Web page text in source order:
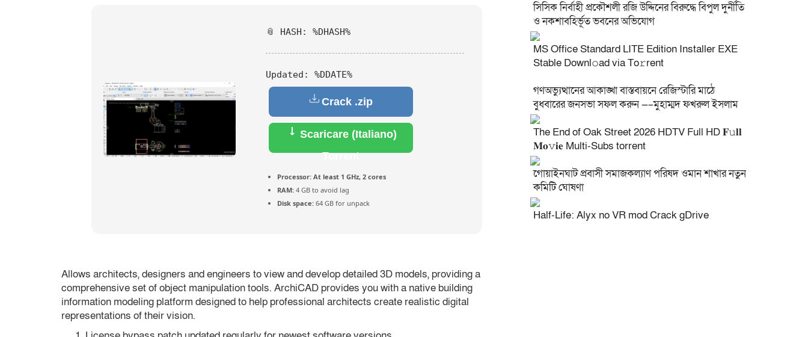
📎 HASH: %DHASH%
Updated: %DDATE%
Crack .zip
Scaricare (Italiano)
Torrent
Processor: At least 1 GHz, 2 cores
RAM: 4 GB to avoid lag
Disk space: 64 GB for unpack
Allows architects, designers and engineers to view and develop detailed 3D models, providing a
comprehensive set of object manipulation tools. ArchiCAD provides you with a native building
information modeling platform designed to help professional architects create realistic digital
representations of their vision.
সিসিক নির্বাহী প্রকৌশলী রজি উদ্দিনের বিরুদ্ধে বিপুল দুর্নীতি
ও নকশাবহির্ভূত ভবনের অভিযোগ
MS Office Standard LITE Edition Installer EXE
Stable Downl𝚘ad via To𝚛rent
গণঅভ্যুত্থানের আকাঙ্খা বাস্তবায়নে রেজিস্টারি মাঠে
বুধবারের জনসভা সফল করুন —–মুহাম্মদ ফখরুল ইসলাম
The End of Oak Street 2026 HDTV Full HD 𝐅𝚞𝐥𝐥
𝐌𝐨𝚟𝐢𝐞 Multi-Subs torrent
‎গোয়াইনঘাট প্রবাসী সমাজকল্যাণ পরিষদ ওমান শাখার নতুন
কমিটি ঘোষণা
Half-Life: Alyx no VR mod Crack gDrive